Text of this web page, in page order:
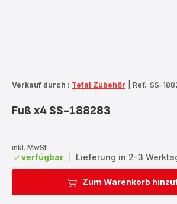
Verkauf durch : Tefal Zubehör Ref.: SS-
Fuß x4 SS-188283
inkl. MwSt
verfügbar Lieferung in 2-3
Zum Warenkorb